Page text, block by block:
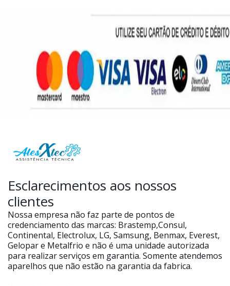
Esclarecimentos aos nossos
clientes
Nossa empresa não faz parte de pontos de
credenciamento das marcas: Brastemp,Consul,
Continental, Electrolux, LG, Samsung, Benmax, Everest,
Gelopar e Metalfrio e não é uma unidade autorizada
para realizar serviços em garantia. Somente atendemos
aparelhos que não estão na garantia da fabrica.